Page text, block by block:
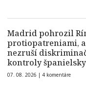
Madrid pohrozil
protiopatreniami,
nezruší
kontroly
07. 08. 2026 | 4 komentáre